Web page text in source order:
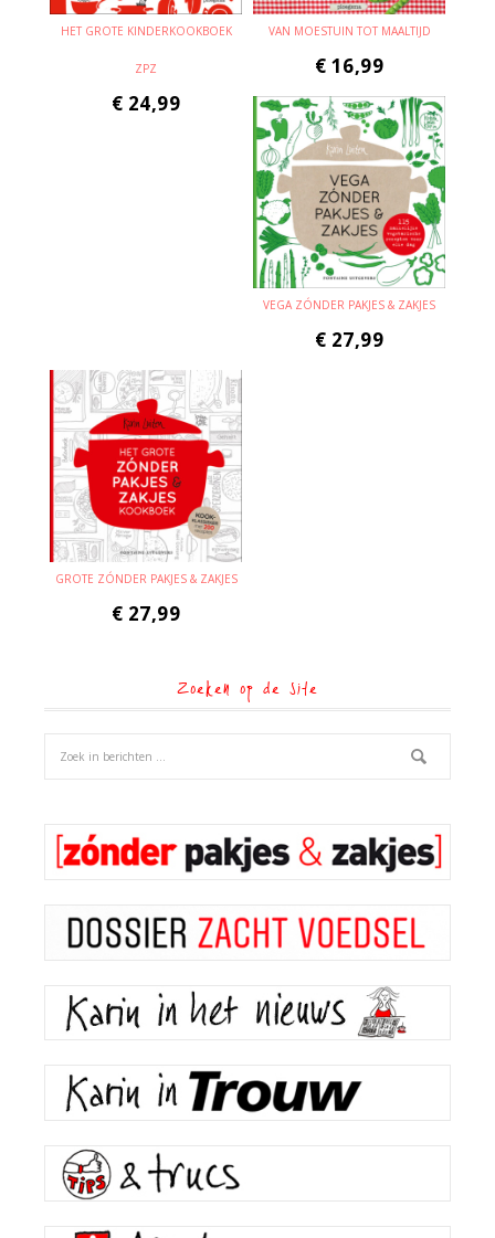
HET GROTE KINDERKOOKBOEK
ZPZ
€ 24,99
VAN MOESTUIN TOT MAALTIJD
€ 16,99
VEGA ZÓNDER PAKJES & ZAKJES
€ 27,99
GROTE ZÓNDER PAKJES & ZAKJES
€ 27,99
Zoeken op de site